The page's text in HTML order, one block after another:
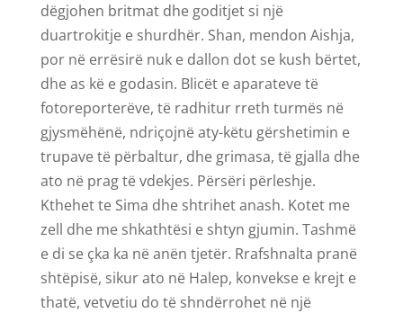
dëgjohen britmat dhe goditjet si një
duartrokitje e shurdhër. Shan, mendon Aishja,
por në errësirë nuk e dallon dot se kush bërtet,
dhe as kë e godasin. Blicët e aparateve të
fotoreporterëve, të radhitur rreth turmës në
gjysmëhënë, ndriçojnë aty-këtu gërshetimin e
trupave të përbaltur, dhe grimasa, të gjalla dhe
ato në prag të vdekjes. Përsëri përleshje.
Kthehet te Sima dhe shtrihet anash. Kotet me
zell dhe me shkathtësi e shtyn gjumin. Tashmë
e di se çka ka në anën tjetër. Rrafshnalta pranë
shtëpisë, sikur ato në Halep, konvekse e krejt e
thatë, vetvetiu do të shndërrohet në një